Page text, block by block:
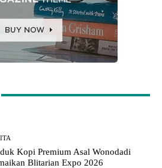
Kopi Premium Asal Wonodadi
Blitarian Expo 2026